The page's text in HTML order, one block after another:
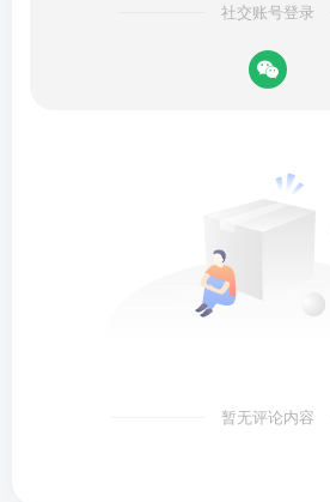
社交账号登录
暂无评论内容